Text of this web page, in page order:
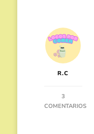
R.C
3
COMENTARIOS